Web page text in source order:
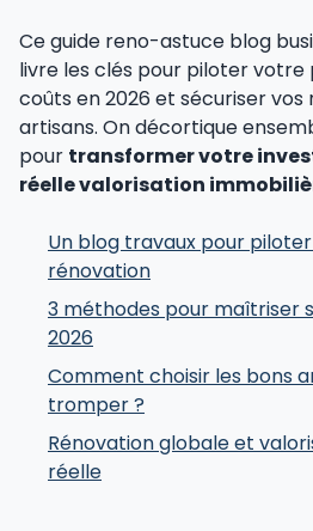
Ce guide reno-astuce blog
livre les clés pour piloter
coûts en 2026 et sécuriser vos
artisans. On décortique
pour transformer votre
réelle valorisation
Un blog travaux pour
rénovation
3 méthodes pour maîtriser
2026
Comment choisir les bons
tromper ?
Rénovation globale et
réelle